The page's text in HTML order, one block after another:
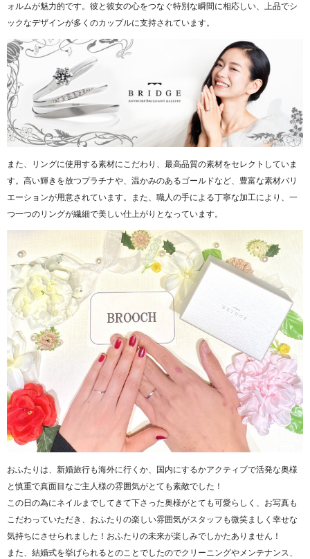
ォルムが魅力的です。彼と彼女の心をつなぐ特別な瞬間に相応しい、上品でシ
ックなデザインが多くのカップルに支持されています。
また、リングに使用する素材にこだわり、最高品質の素材をセレクトしていま
す。高い輝きを放つプラチナや、温かみのあるゴールドなど、豊富な素材バリ
エーションが用意されています。また、職人の手による丁寧な加工により、一
つ一つのリングが繊細で美しい仕上がりとなっています。
おふたりは、新婚旅行も海外に行くか、国内にするかアクティブで活発な奥様
と慎重で真面目なご主人様の雰囲気がとても素敵でした！
この日の為にネイルまでしてきて下さった奥様がとても可愛らしく、お写真も
こだわっていただき、おふたりの楽しい雰囲気がスタッフも微笑ましく幸せな
気持ちにさせられました！おふたりの未来が楽しみでしかたありません！
また、結婚式を挙げられるとのことでしたのでクリーニングやメンテナンス、